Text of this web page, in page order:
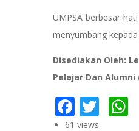
UMPSA berbesar
menyumbang
Disediakan Oleh:
Pelajar Dan Alumni
61 views